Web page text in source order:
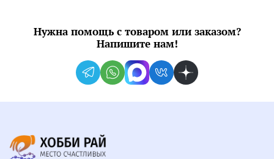
Нужна помощь с товаром или заказом?
Напишите нам!